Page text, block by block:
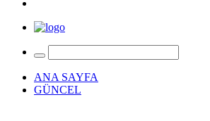
ANA SAYFA
GÜNCEL